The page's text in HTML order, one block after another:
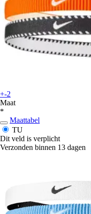
+-2
Maat
*
Maattabel
TU
Dit veld is verplicht
Verzonden binnen 13 dagen